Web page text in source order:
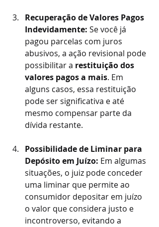
Recuperação de Valores Pagos
Indevidamente: Se você já
pagou parcelas com juros
abusivos, a ação revisional pode
possibilitar a restituição dos
valores pagos a mais. Em
alguns casos, essa restituição
pode ser significativa e até
mesmo compensar parte da
dívida restante.
Possibilidade de Liminar para
Depósito em Juízo: Em algumas
situações, o juiz pode conceder
uma liminar que permite ao
consumidor depositar em juízo
o valor que considera justo e
incontroverso, evitando a